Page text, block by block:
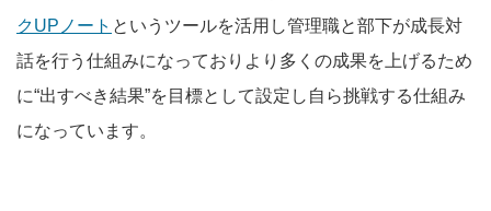
クUPノート というツールを活用し管理職と部下が成長対
話を行う仕組みになっておりより多くの成果を上げるため
に“出すべき結果”を目標として設定し自ら挑戦する仕組み
になっています。